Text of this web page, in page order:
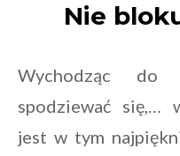
Nie
Wychodząc do
spodziewać się,…
jest w tym